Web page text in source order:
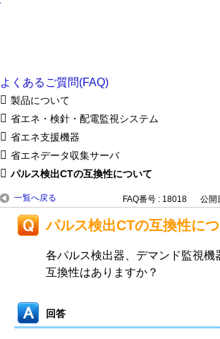
よくあるご質問(FAQ)
製品について
省エネ・検針・配電監視システム
省エネ支援機器
省エネデータ収集サーバ
パルス検出CTの互換性について
一覧へ戻る FAQ番号 : 18018 公開
パルス検出CTの互換性に
各パルス検出器、デマンド監視機
互換性はありますか？
回答